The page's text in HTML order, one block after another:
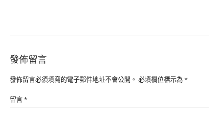
發佈留言
發佈留言必須填寫的電子郵件地址不會公開。 必填欄位標示為*
留言*